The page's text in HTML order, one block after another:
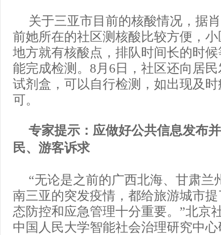
关于三亚市目前的核酸情况，据
前她所在的社区测核酸比较方便，
地方就有核酸点，排队时间长的时
能完成检测。8月6日，社区还向居
试剂盒，可以自行检测，如出现及
可。
专家提示：应做好公共信息发布
民、游客诉求
“无论是之前的广西北海、甘肃兰
南三亚的突发疫情，都给旅游城市
态防控和应急管理十分重要。”北京
中国人民大学智能社会治理研究中